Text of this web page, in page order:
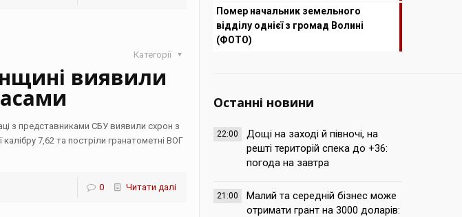
Категорії
виявили
з представниками СБУ виявили схрон з
7,62 та постріли гранатометні ВОГ
0 Читати далі
Помер начальник земельного
відділу однієї з громад Волині
(ФОТО)
Останні новини
22:00
Дощі на заході й півночі, на
решті територій спека до +36:
погода на завтра
21:00
Малий та середній бізнес може
отримати грант на 3000 доларів: